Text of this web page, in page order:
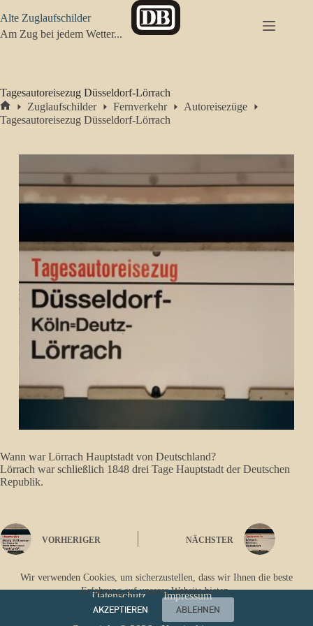
Inhalt
springen
Wir verwenden Cookies, um sicherzustellen, dass wir Ihnen die beste
Erfahrung auf unserer Website bieten.
AKZEPTIEREN
ABLEHNEN
Alte Zuglaufschilder
Am Zug bei jedem Wetter...
Tagesautoreisezug Düsseldorf-Lörrach
Start
Zuglaufschilder Fernverkehr
Autoreisezüge
Tagesautoreisezug Düsseldorf-Lörrach
Wann war Lörrach Hauptstadt von Deutschland?
Lörrach war schließlich 1848 drei Tage Hauptstadt der Deutschen
Republik.
VORHERIGER NÄCHSTER
Datenschutz Impressum